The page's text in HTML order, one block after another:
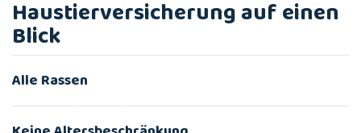
Haustierversicherung auf einen
Blick
Alle Rassen